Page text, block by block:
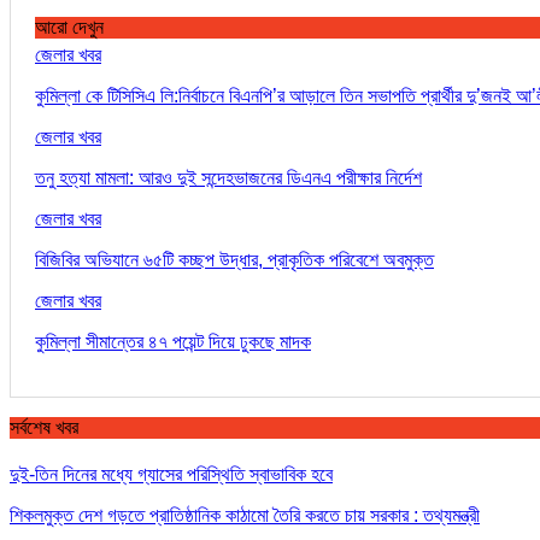
আরো দেখুন
জেলার খবর
কুমিল্লা কে টিসিসিএ লি:নির্বাচনে বিএনপি’র আড়ালে তিন সভাপতি প্রার্থীর দু’জনই
জেলার খবর
তনু হত্যা মামলা: আরও দুই সন্দেহভাজনের ডিএনএ পরীক্ষার নির্দেশ
জেলার খবর
বিজিবির অভিযানে ৬৫টি কচ্ছপ উদ্ধার, প্রাকৃতিক পরিবেশে অবমুক্ত
জেলার খবর
কুমিল্লা সীমান্তের ৪৭ পয়েন্ট দিয়ে ঢুকছে মাদক
সর্বশেষ খবর
দুই-তিন দিনের মধ্যে গ্যাসের পরিস্থিতি স্বাভাবিক হবে
শিকলমুক্ত দেশ গড়তে প্রাতিষ্ঠানিক কাঠামো তৈরি করতে চায় সরকার : তথ্যমন্ত্রী